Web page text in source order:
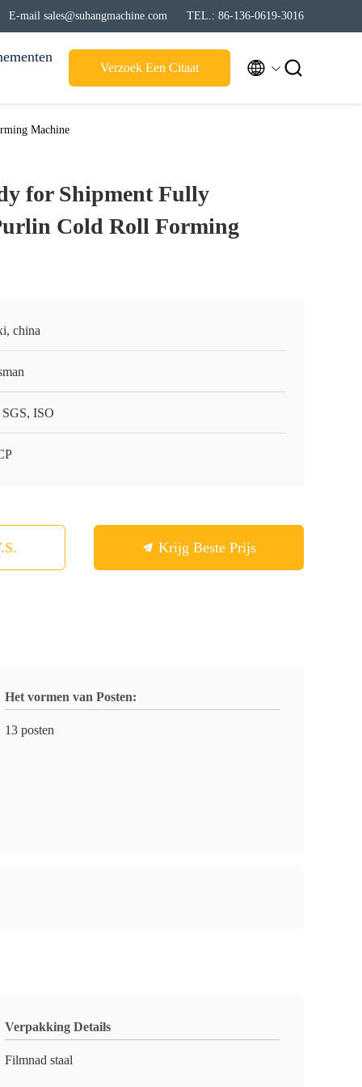
E-mail sales@suhangmachine.com TEL.: 86-136-0619-3016
Verzoek Een Citaat  
Machine
for Shipment Fully
Cold Roll Forming
china
ISO
Krijg Beste Prijs
Het vormen van Posten:
13 posten
Verpakking Details
Filmnad staal